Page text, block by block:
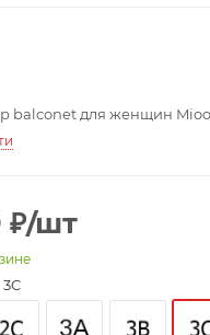
balconet для женщин
₽/шт
3C